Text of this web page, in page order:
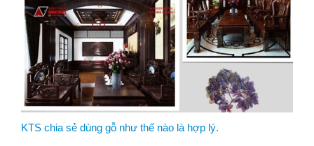
KTS chia sẻ dùng gỗ như thế nào là hợp lý.